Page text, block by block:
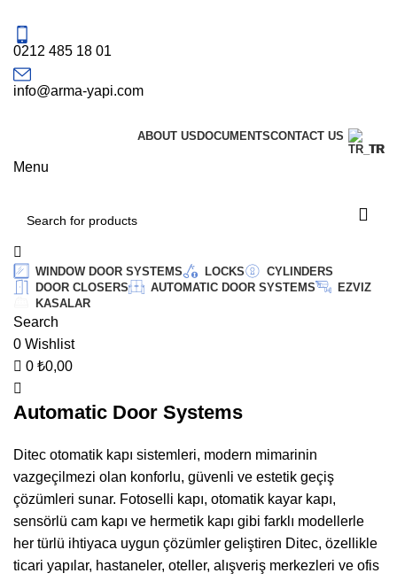
0212 485 18 01
info@arma-yapi.com
ABOUT US DOCUMENTSCONTACT US
TR
Menu
WINDOW DOOR SYSTEMS LOCKS
CYLINDERS
DOOR CLOSERS
AUTOMATIC DOOR SYSTEMS
EZVIZ
KASALAR
Search
0 Wishlist
0 ₺0,00
Automatic Door Systems
Ditec otomatik kapı sistemleri, modern mimarinin
vazgeçilmezi olan konforlu, güvenli ve estetik geçiş
çözümleri sunar. Fotoselli kapı, otomatik kayar kapı,
sensörlü cam kapı ve hermetik kapı gibi farklı modellerle
her türlü ihtiyaca uygun çözümler geliştiren Ditec, özellikle
ticari yapılar, hastaneler, oteller, alışveriş merkezleri ve ofis